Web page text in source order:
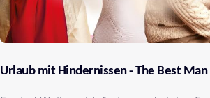
Urlaub mit Hindernissen - The Best